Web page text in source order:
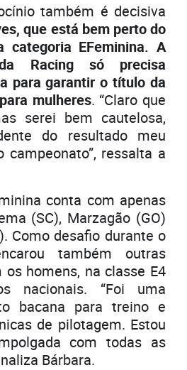
também é decisiva
que está bem perto do
categoria EFeminina. A
Racing só precisa
para garantir o título da
mulheres. “Claro que
serei bem cautelosa,
do resultado meu
ressalta a
conta com apenas
(SC), Marzagão (GO)
Como desafio durante o
também outras
homens, na classe E4
nacionais. “Foi uma
bacana para treino e
de pilotagem. Estou
com todas as
Bárbara.